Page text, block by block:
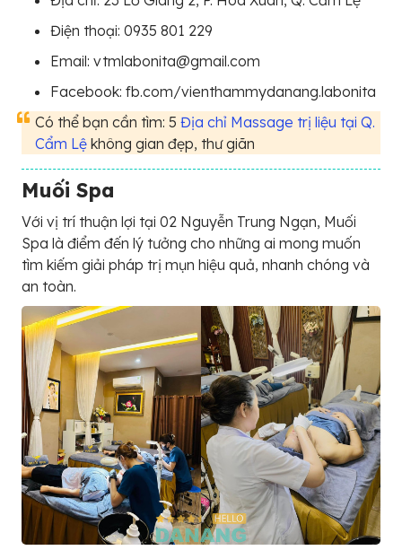
Điện thoại: 0935 801 229
Email: vtmlabonita@gmail.com
Facebook: fb.com/vienthammydanang.labonita
Có thể bạn cần tìm: 5 Địa chỉ Massage trị liệu tại Q.
Cẩm Lệ không gian đẹp, thư giãn
Muối Spa
Với vị trí thuận lợi tại 02 Nguyễn Trung Ngạn, Muối
Spa là điểm đến lý tưởng cho những ai mong muốn
tìm kiếm giải pháp trị mụn hiệu quả, nhanh chóng và
an toàn.